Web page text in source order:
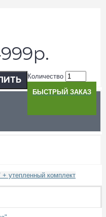
Количество
БЫСТРЫЙ ЗАКАЗ
утепленный комплект